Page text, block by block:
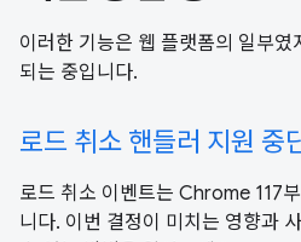
이러한 기능은 웹 플랫폼의 일부였
되는 중입니다.
로드 취소 핸들러 지원 중
로드 취소 이벤트는 Chrome 117
니다. 이번 결정이 미치는 영향과